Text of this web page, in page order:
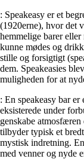
: Speakeasy er et
(1920erne), hvor det
hemmelige barer
kunne mødes og
stille og forsigtigt
dem. Speakeasies
muligheden for at
: En speakeasy bar
eksisterede under
genskabe
tilbyder typisk et
mystisk indretning.
med venner og nyde